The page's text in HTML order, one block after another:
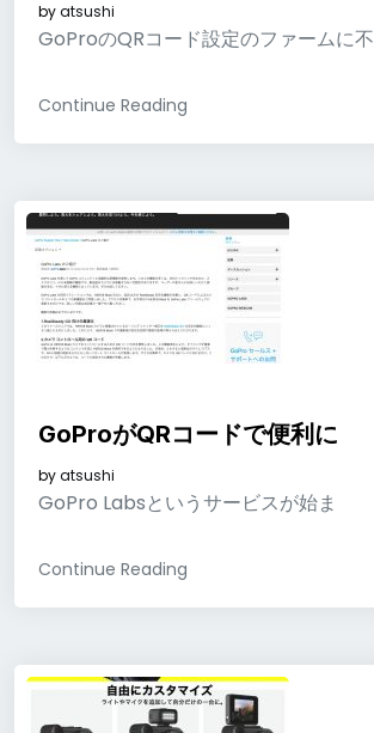
byatsushi
GoProのQRコード設定のファームに不
Continue Reading
GoProがQRコードで便利に
byatsushi
GoPro Labsというサービスが始ま
Continue Reading